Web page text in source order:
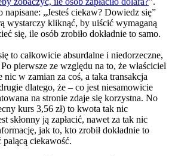
napisane: „Jesteś ciekaw? Dowiedz się”
wystarczy kliknąć, by uiścić wymaganą
się, ile osób zrobiło dokładnie to samo.
to całkowicie absurdalne i niedorzeczne,
pierwsze ze względu na to, że właściciel
nic w zamian za coś, a taka transakcja
dlatego, że – co jest niesamowicie
na stronie zdaje się korzystna. No
kurs 3,56 zł) to kwota tak nic
skłonny ją zapłacić, nawet za tak nic
jak to, kto zrobił dokładnie to
ciekawość.